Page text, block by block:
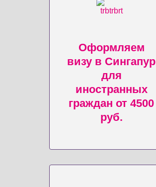
Оформляем
визу в Сингапур
для
иностранных
граждан от 4500
руб.